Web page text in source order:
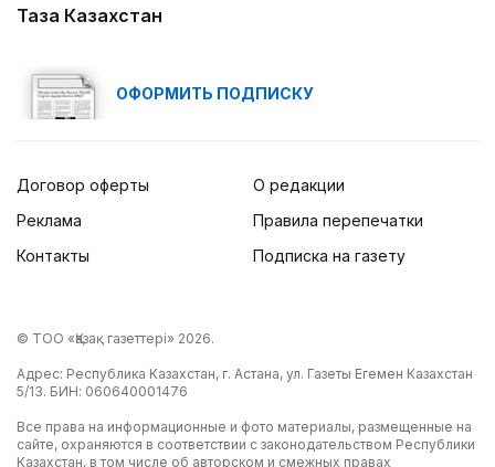
Таза Казахстан
ОФОРМИТЬ ПОДПИСКУ
Договор оферты
Реклама
Контакты
О редакции
Правила перепечатки
Подписка на газету
© ТОО «Қазақ газеттері» 2026.
Адрес: Республика Казахстан, г. Астана, ул. Газеты Егемен Казахстан
5/13. БИН: 060640001476
Все права на информационные и фото материалы, размещенные на
сайте, охраняются в соответствии с законодательством Республики
Казахстан, в том числе об авторском и смежных правах